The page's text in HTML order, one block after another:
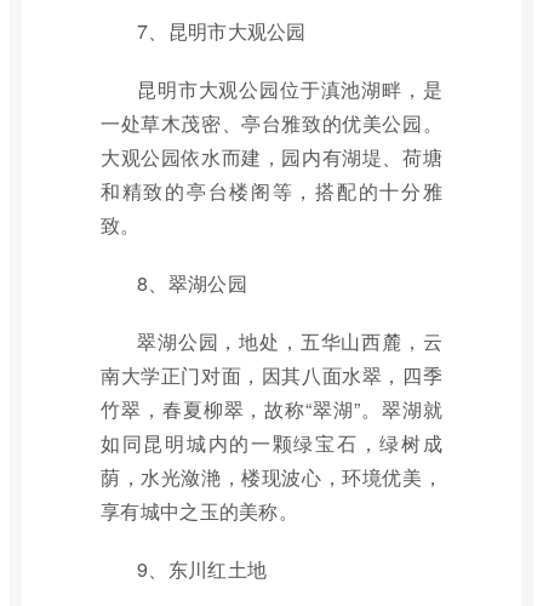
7、昆明市大观公园
昆明市大观公园位于滇池湖畔，是
一处草木茂密、亭台雅致的优美公园。
大观公园依水而建，园内有湖堤、荷塘
和精致的亭台楼阁等，搭配的十分雅
致。
8、翠湖公园
翠湖公园，地处，五华山西麓，云
南大学正门对面，因其八面水翠，四季
竹翠，春夏柳翠，故称“翠湖”。翠湖就
如同昆明城内的一颗绿宝石，绿树成
荫，水光潋滟，楼现波心，环境优美，
享有城中之玉的美称。
9、东川红土地